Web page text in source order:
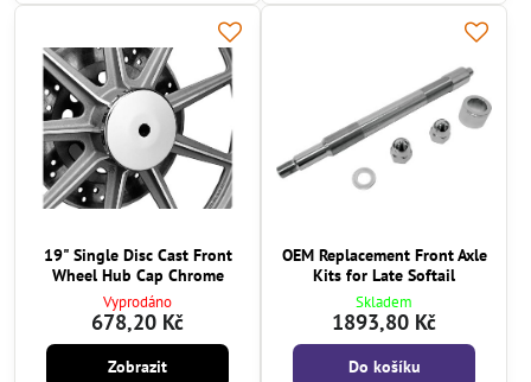
19" Single Disc Cast Front
Wheel Hub Cap Chrome
Vyprodáno
678,20 Kč
Zobrazit
OEM Replacement Front Axle
Kits for Late Softail
Skladem
1893,80 Kč
Do košíku